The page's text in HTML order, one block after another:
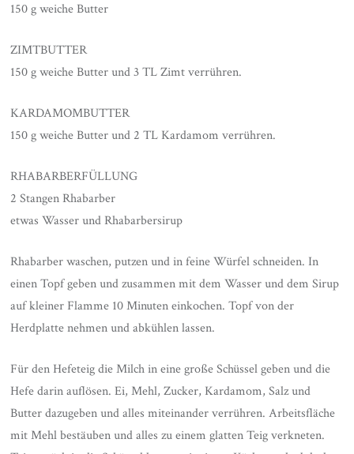
150 g weiche Butter
ZIMTBUTTER
150 g weiche Butter und 3 TL Zimt verrühren.
KARDAMOMBUTTER
150 g weiche Butter und 2 TL Kardamom verrühren.
RHABARBERFÜLLUNG
2 Stangen Rhabarber
etwas Wasser und Rhabarbersirup
Rhabarber waschen, putzen und in feine Würfel schneiden. In
einen Topf geben und zusammen mit dem Wasser und dem Sirup
auf kleiner Flamme 10 Minuten einkochen. Topf von der
Herdplatte nehmen und abkühlen lassen.
Für den Hefeteig die Milch in eine große Schüssel geben und die
Hefe darin auflösen. Ei, Mehl, Zucker, Kardamom, Salz und
Butter dazugeben und alles miteinander verrühren. Arbeitsfläche
mit Mehl bestäuben und alles zu einem glatten Teig verkneten.